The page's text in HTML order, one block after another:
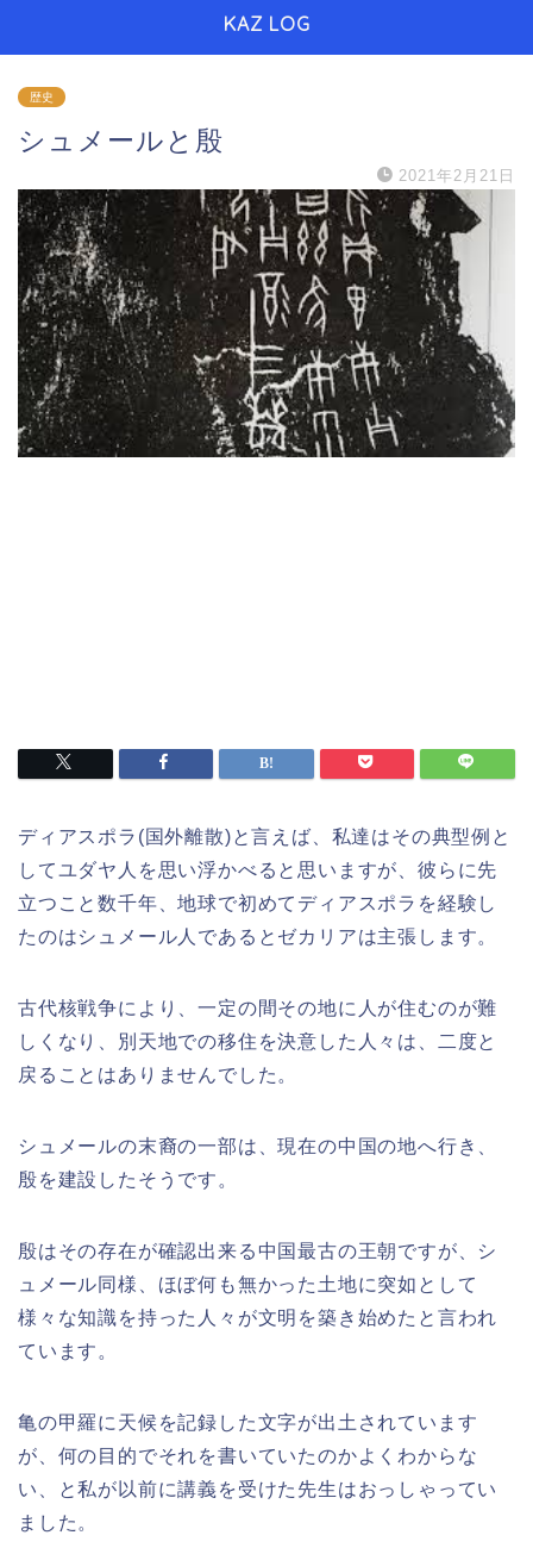
KAZ LOG
歴史
シュメールと殷
2021年2月21日
ディアスポラ(国外離散)と言えば、私達はその典型例と
してユダヤ人を思い浮かべると思いますが、彼らに先
立つこと数千年、地球で初めてディアスポラを経験し
たのはシュメール人であるとゼカリアは主張します。
古代核戦争により、一定の間その地に人が住むのが難
しくなり、別天地での移住を決意した人々は、二度と
戻ることはありませんでした。
シュメールの末裔の一部は、現在の中国の地へ行き、
殷を建設したそうです。
殷はその存在が確認出来る中国最古の王朝ですが、シ
ュメール同様、ほぼ何も無かった土地に突如として
様々な知識を持った人々が文明を築き始めたと言われ
ています。
亀の甲羅に天候を記録した文字が出土されています
が、何の目的でそれを書いていたのかよくわからな
い、と私が以前に講義を受けた先生はおっしゃってい
ました。